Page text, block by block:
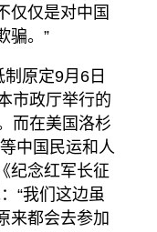
仅仅是对中国
骗。”
原定9月6日
市政厅举行的
而在美国洛杉
中国民运和人
纪念红军长征
“我们这边虽
来都会去参加